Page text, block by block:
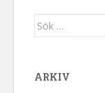
Sök efter:
ARKIV